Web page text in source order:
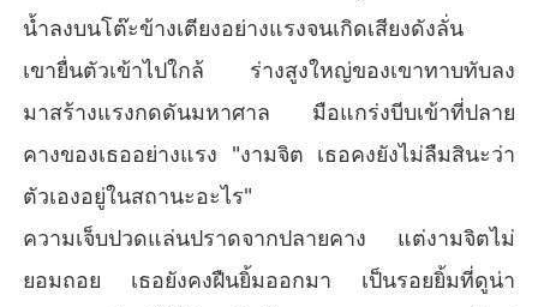
น้ำลงบนโต๊ะข้างเตียงอย่างแรงจนเกิดเสียงดังลั่น
เขายื่นตัวเข้าไปใกล้ ร่างสูงใหญ่ของเขาทาบทับลง
มาสร้างแรงกดดันมหาศาล มือแกร่งบีบเข้าที่ปลาย
คางของเธออย่างแรง "งามจิต เธอคงยังไม่ลืมสินะว่า
ตัวเองอยู่ในสถานะอะไร"
ความเจ็บปวดแล่นปราดจากปลายคาง แต่งามจิตไม่
ยอมถอย เธอยังคงฝืนยิ้มออกมา เป็นรอยยิ้มที่ดูน่า